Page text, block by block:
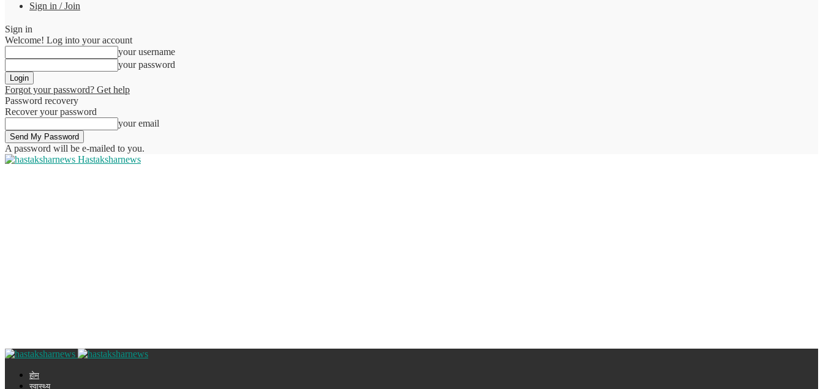
Sign in / Join
Sign in
Welcome! Log into your account
your username
your password
Forgot your password? Get help
Password recovery
Recover your password
your email
A password will be e-mailed to you.
Hastaksharnews
होम
स्वास्थ्य